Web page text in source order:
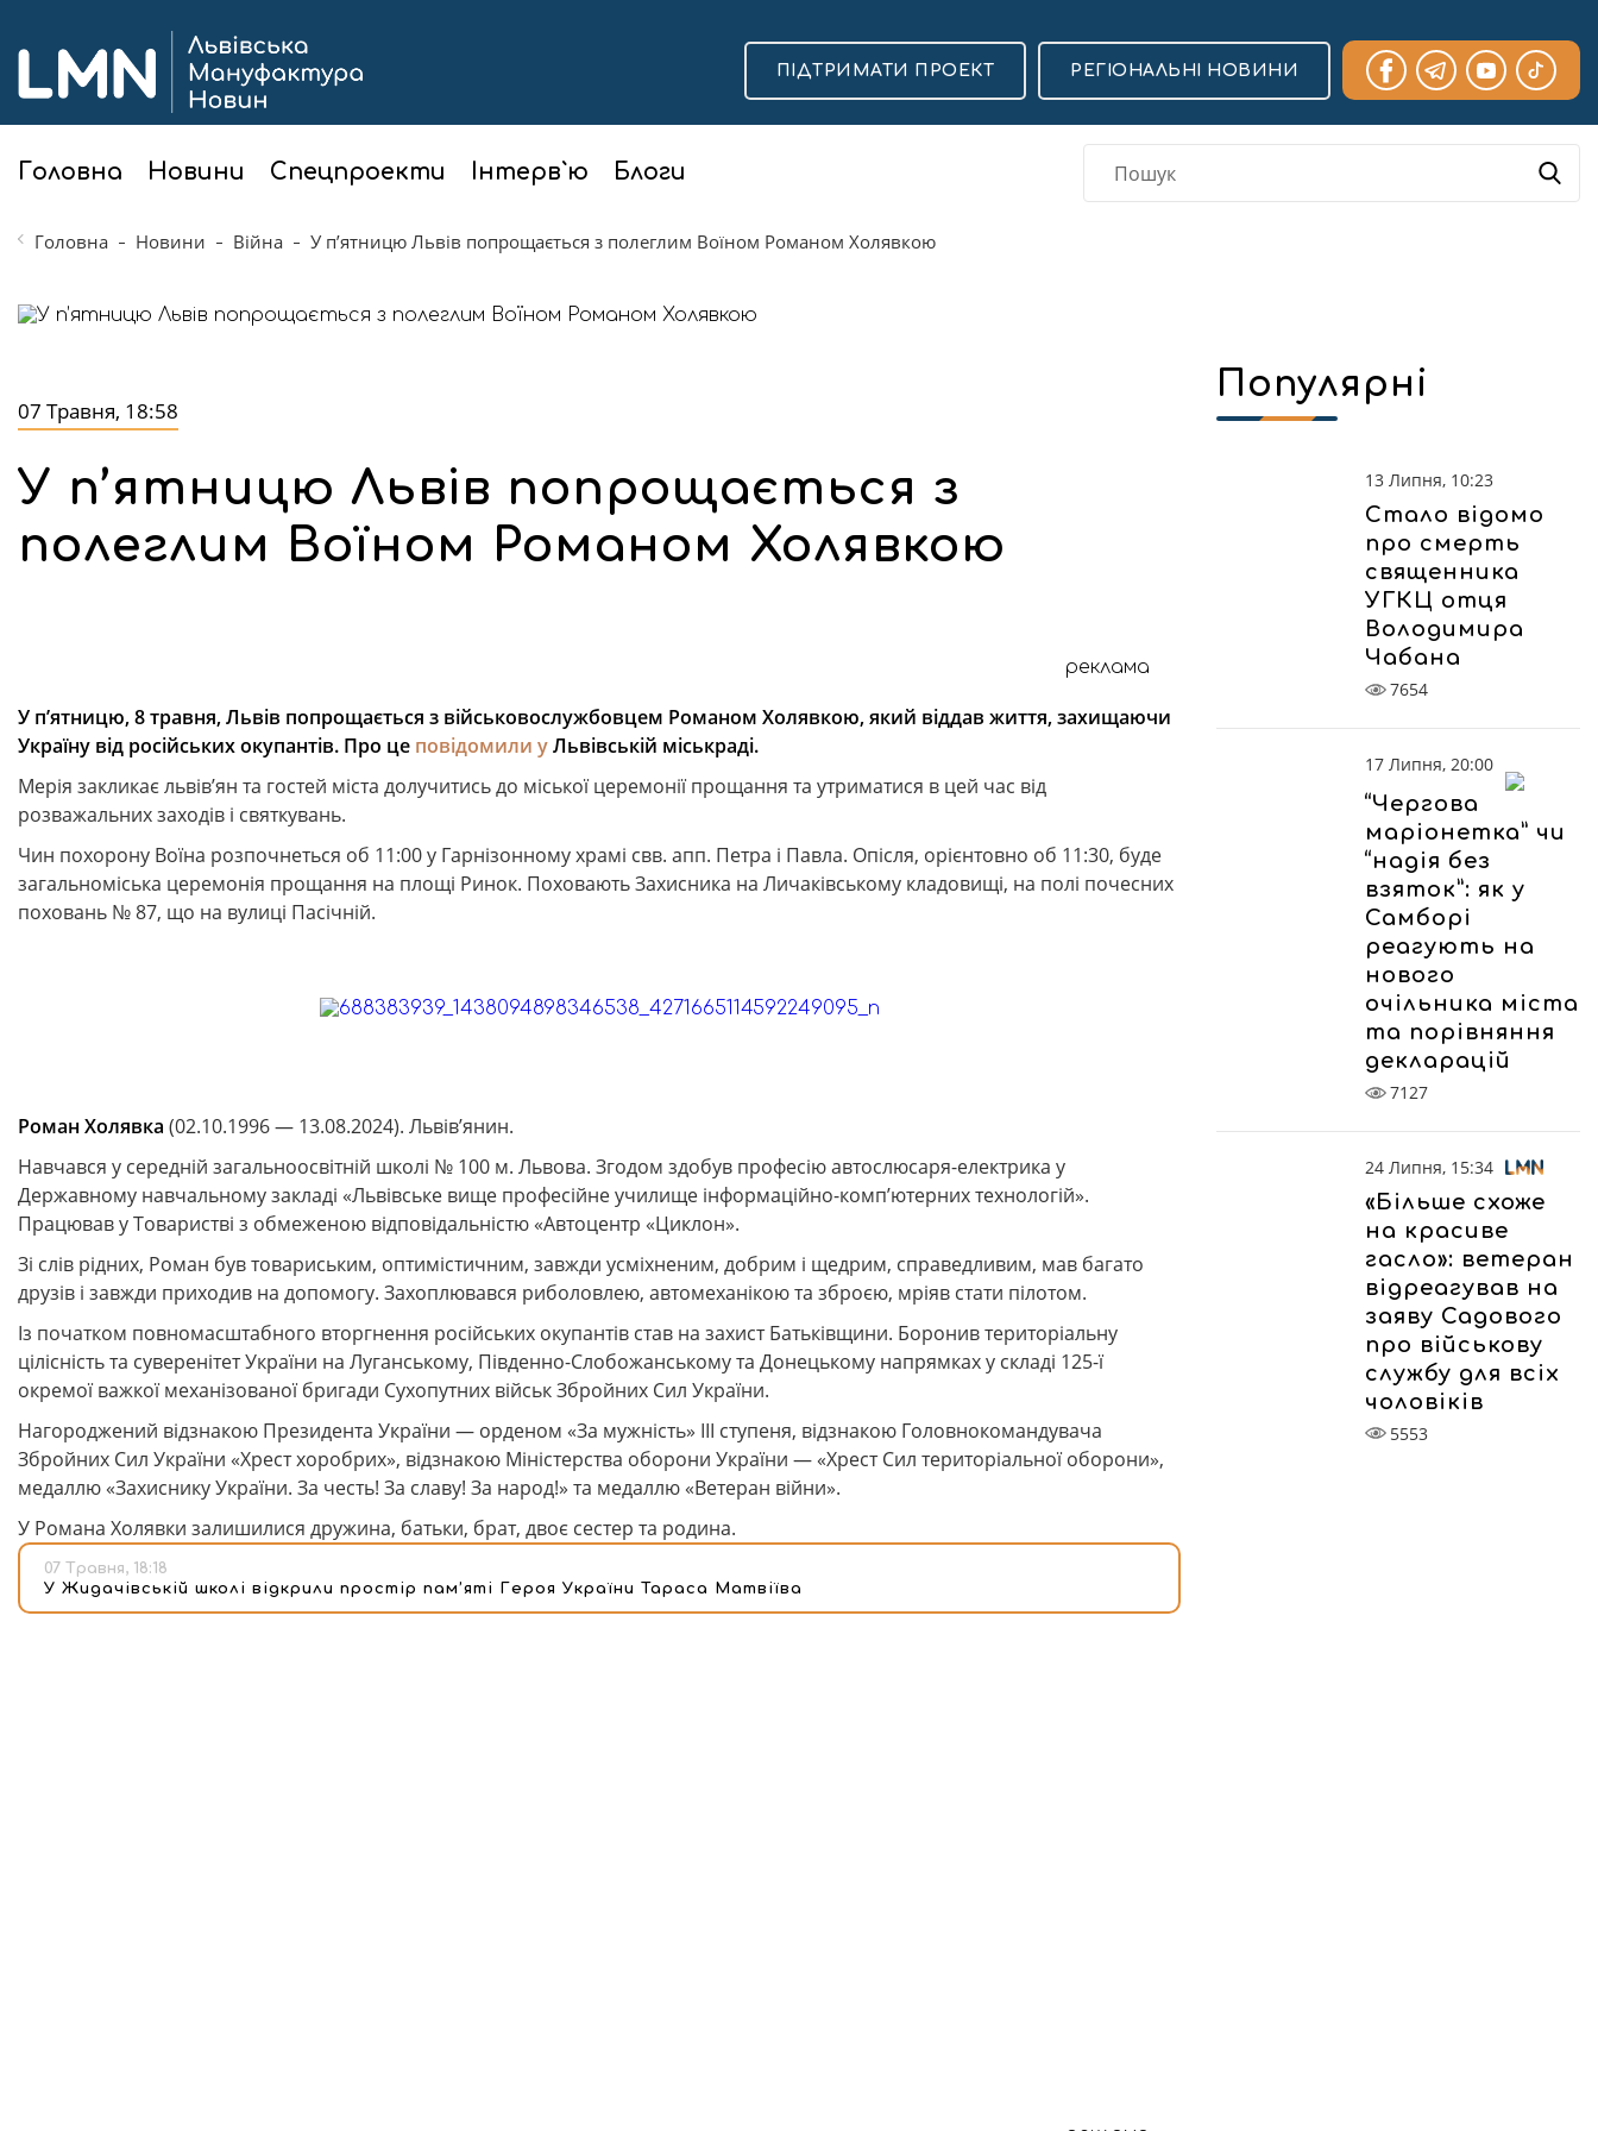
Головна Новини Спецпроекти Інтерв`ю Блоги
ПІДТРИМАТИ ПРОЕКТ РЕГІОНАЛЬНІ НОВИНИ
Головна Новини Війна У п’ятницю Львів попрощається з полеглим Воїном Романом Холявкою
07 Травня, 18:58
У п’ятницю Львів попрощається з
полеглим Воїном Романом Холявкою
реклама
У п’ятницю, 8 травня, Львів попрощається з військовослужбовцем Романом Холявкою, який віддав життя, захищаючи
Україну від російських окупантів. Про це повідомили уЛьвівській міськраді.
Мерія закликає львів’ян та гостей міста долучитись до міської церемонії прощання та утриматися в цей час від
розважальних заходів і святкувань.
Чин похорону Воїна розпочнеться об 11:00 у Гарнізонному храмі свв. апп. Петра і Павла. Опісля, орієнтовно об 11:30, буде
загальноміська церемонія прощання на площі Ринок. Поховають Захисника на Личаківському кладовищі, на полі почесних
поховань № 87, що на вулиці Пасічній.
Роман Холявка (02.10.1996 — 13.08.2024). Львів’янин.
Навчався у середній загальноосвітній школі № 100 м. Львова. Згодом здобув професію автослюсаря-електрика у
Державному навчальному закладі «Львівське вище професійне училище інформаційно-комп’ютерних технологій».
Працював у Товаристві з обмеженою відповідальністю «Автоцентр «Циклон».
Зі слів рідних, Роман був товариським, оптимістичним, завжди усміхненим, добрим і щедрим, справедливим, мав багато
друзів і завжди приходив на допомогу. Захоплювався риболовлею, автомеханікою та зброєю, мріяв стати пілотом.
Із початком повномасштабного вторгнення російських окупантів став на захист Батьківщини. Боронив територіальну
цілісність та суверенітет України на Луганському, Південно-Слобожанському та Донецькому напрямках у складі 125-ї
окремої важкої механізованої бригади Сухопутних військ Збройних Сил України.
Нагороджений відзнакою Президента України — орденом «За мужність» ІІІ ступеня, відзнакою Головнокомандувача
Збройних Сил України «Хрест хоробрих», відзнакою Міністерства оборони України — «Хрест Сил територіальної оборони»,
медаллю «Захиснику України. За честь! За славу! За народ!» та медаллю «Ветеран війни».
У Романа Холявки залишилися дружина, батьки, брат, двоє сестер та родина.
07 Травня, 18:18
У Жидачівській школі відкрили простір пам’яті Героя України Тараса Матвіїва
Популярні
13 Липня, 10:23
Стало відомо
про смерть
священника
УГКЦ отця
Володимира
Чабана
7654
17 Липня, 20:00
“Чергова
маріонетка” чи
“надія без
взяток”: як у
Самборі
реагують на
нового
очільника міста
та порівняння
декларацій
7127
24 Липня, 15:34
«Більше схоже
на красиве
гасло»: ветеран
відреагував на
заяву Садового
про військову
службу для всіх
чоловіків
5553